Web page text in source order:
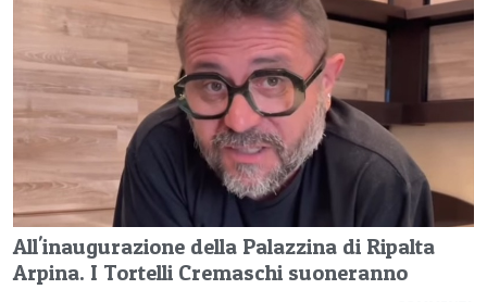
All'inaugurazione della Palazzina di Ripalta
Arpina. I Tortelli Cremaschi suoneranno